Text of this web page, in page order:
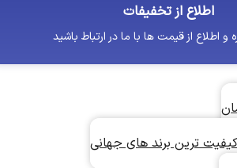
اطلاع از تخفیفات
اطلاع از قیمت ها با ما در ارتباط باشید
ترین برند های جهانی